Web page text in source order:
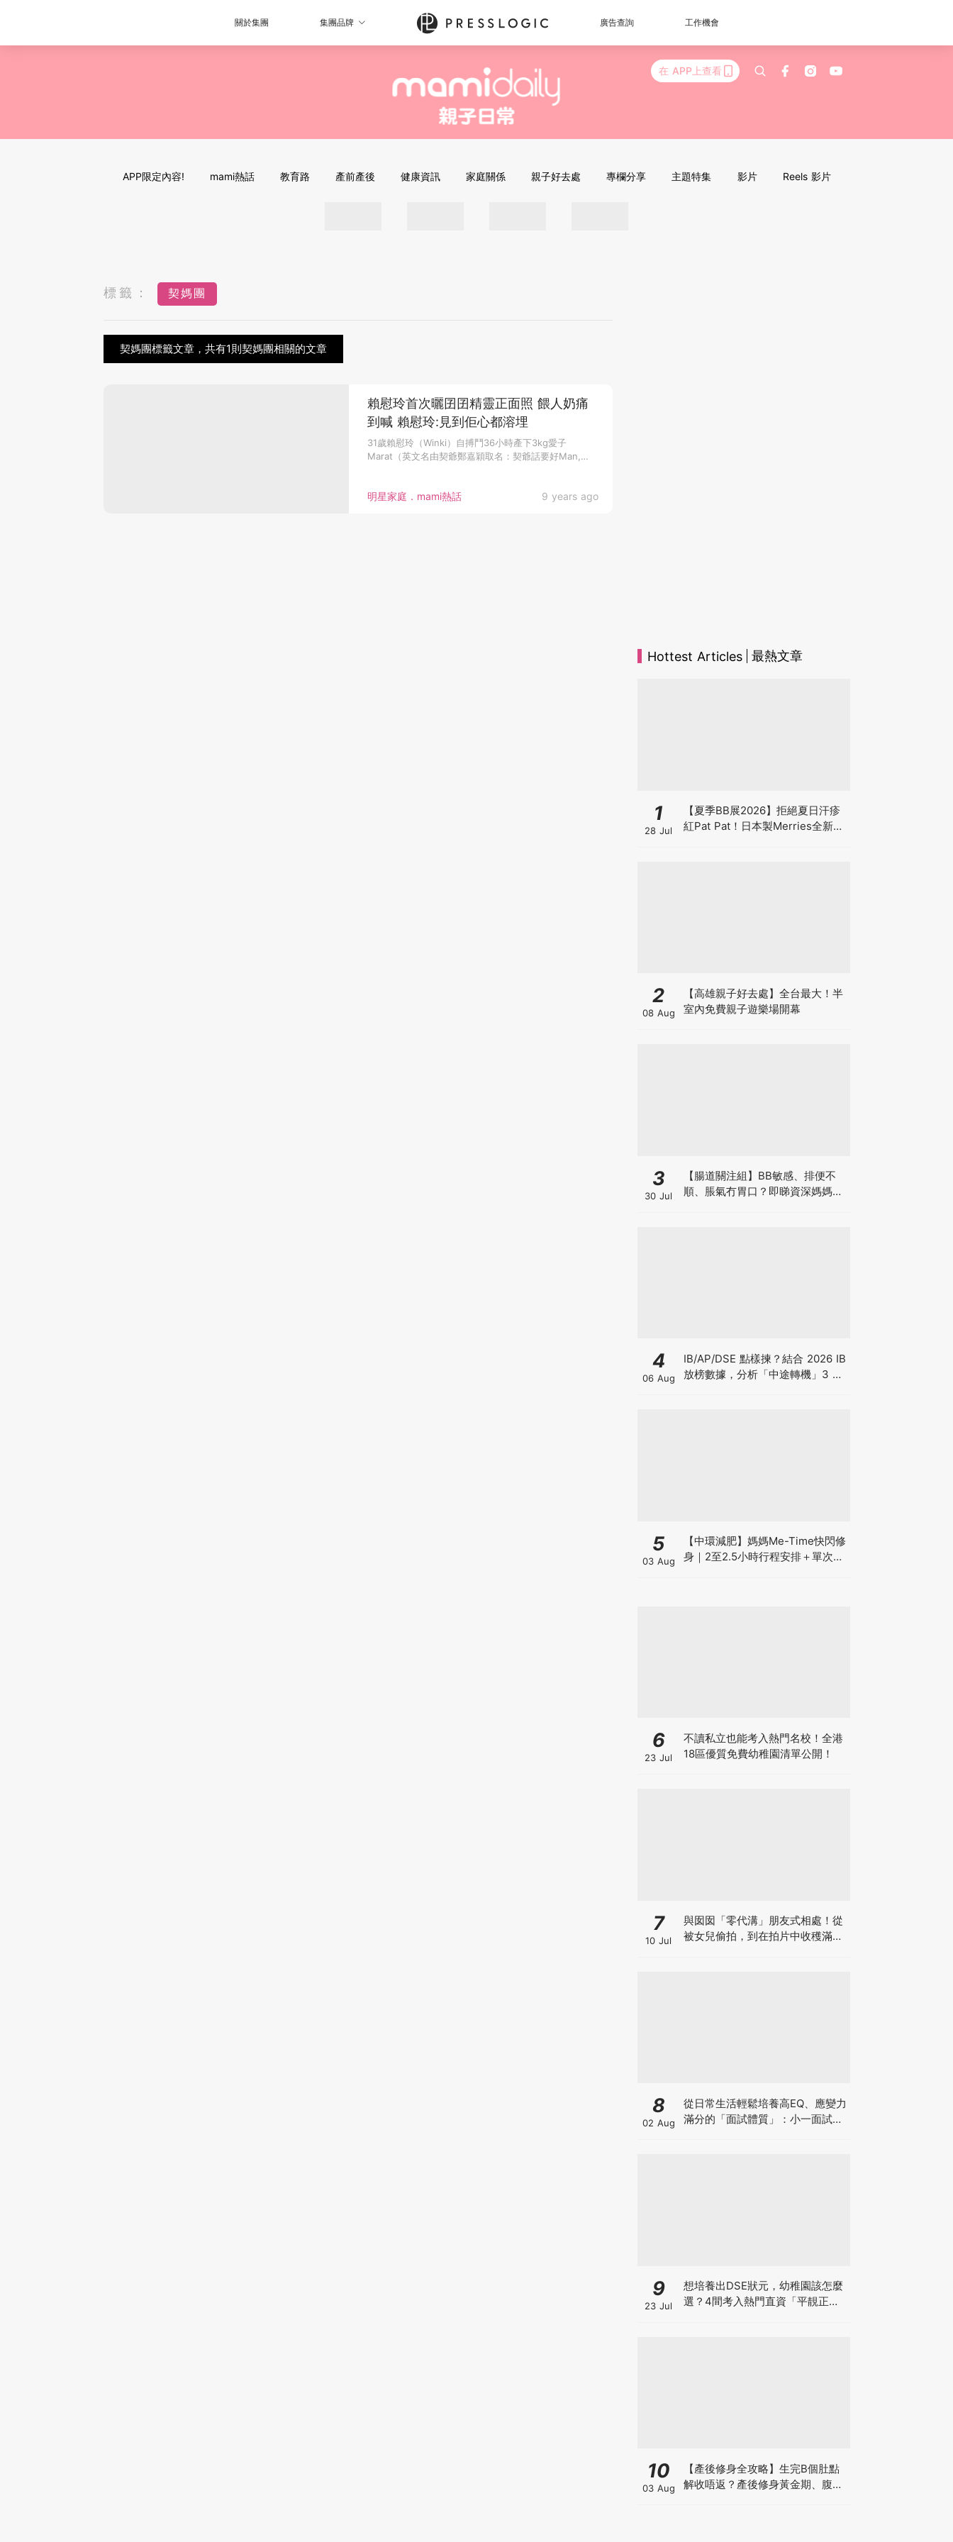
關於集團 集團品牌 廣告查詢 工作機會
在 APP上查看
APP限定內容! mami熱話 教育路 產前產後 健康資訊 家庭關係 親子好去處 專欄分享 主題特集 影片 Reels 影片
標籤： 契媽團
契媽團標籤文章，共有1則契媽團相關的文章
明星家庭．mami熱話 9 years ago
賴慰玲首次曬囝囝精靈正面照 餵人奶痛
到喊 賴慰玲:見到佢心都溶埋
31歲賴慰玲（Winki）自搏鬥36小時產下3kg愛子
Marat（英文名由契爺鄭嘉穎取名：契爺話要好Man,
Hottest Articles 最熱文章
1
28 Jul
【夏季BB展2026】拒絕夏日汗疹
紅Pat Pat！日本製Merries全新超
2
08 Aug
【高雄親子好去處】全台最大！半
室內免費親子遊樂場開幕
3
30 Jul
【腸道關注組】BB敏感、排便不
順、脹氣冇胃口？即睇資深媽媽分
4
06 Aug
IB/AP/DSE 點樣揀？結合 2026 IB
放榜數據，分析「中途轉機」3 大
5
03 Aug
【中環減肥】媽媽Me-Time快閃修
身｜2至2.5小時行程安排＋單次收
6
23 Jul
不讀私立也能考入熱門名校！全港
18區優質免費幼稚園清單公開！
7
10 Jul
與囡囡「零代溝」朋友式相處！從
被女兒偷拍，到在拍片中收穫滿足
8
02 Aug
從日常生活輕鬆培養高EQ、應變力
滿分的「面試體質」：小一面試最
9
23 Jul
想培養出DSE狀元，幼稚園該怎麼
選？4間考入熱門直資「平靚正」
10
03 Aug
【產後修身全攻略】生完B個肚點
解收唔返？產後修身黃金期、腹直